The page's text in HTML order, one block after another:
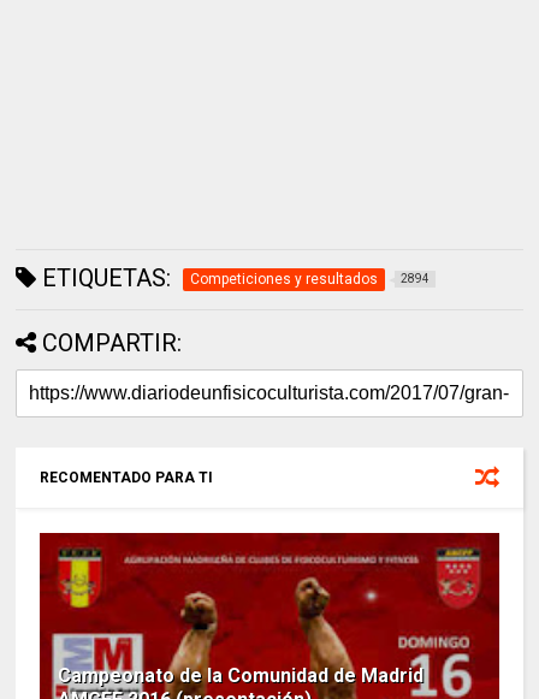
ETIQUETAS: Competiciones y resultados 2894
COMPARTIR:
RECOMENTADO PARA TI
Campeonato de la Comunidad de Madrid